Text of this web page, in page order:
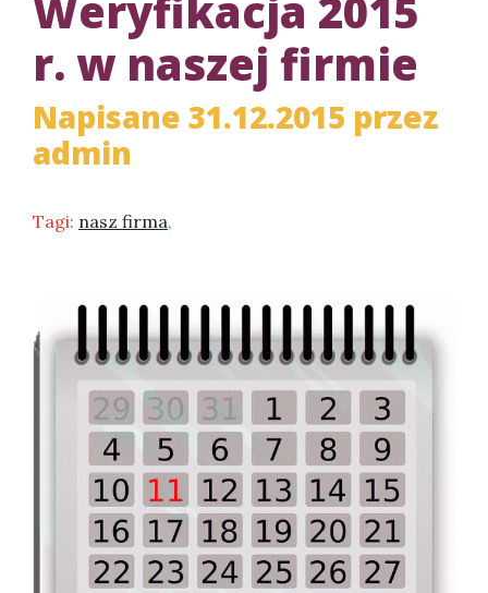
r. w naszej firmie
Napisane 31.12.2015 przez
admin
Tagi: nasz firma,